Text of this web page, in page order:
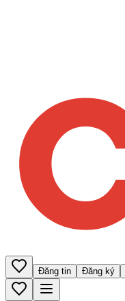
Đăng tin Đăng ký